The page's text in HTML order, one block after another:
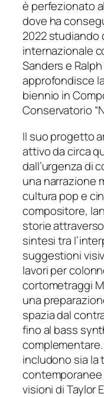
è perfezionato
dove ha
2022 studiando
internazionale
Sanders e
approfondisce
biennio in
Conservatorio
Il suo progetto
attivo da circa
dall’urgenza di
una narrazione
cultura pop e
compositore,
storie
sintesi tra
suggestioni
lavori per
cortometraggi
una
spazia dal
fino al bass
includono sia la
contemporanee
visioni di Taylor